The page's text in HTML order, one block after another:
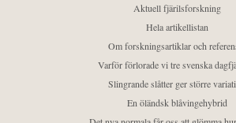
Aktuell fjärilsforskning
Hela artikellistan
Om forskningsartiklar och
Varför förlorade vi tre svenska
Slingrande slåtter ger större
En öländsk blåvingehybrid